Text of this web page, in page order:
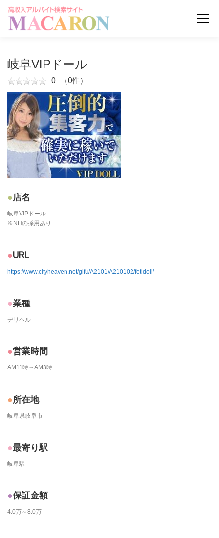
メニュー
掲載申し込みはこちら
岐阜VIPドール
0 （0件）
店名
岐阜VIPドール
※NHの採用あり
URL
https://www.cityheaven.net/gifu/A2101/A210102/fetidoll/
業種
デリヘル
営業時間
AM11時～AM3時
所在地
岐阜県岐阜市
最寄り駅
岐阜駅
保証金額
4.0万～8.0万